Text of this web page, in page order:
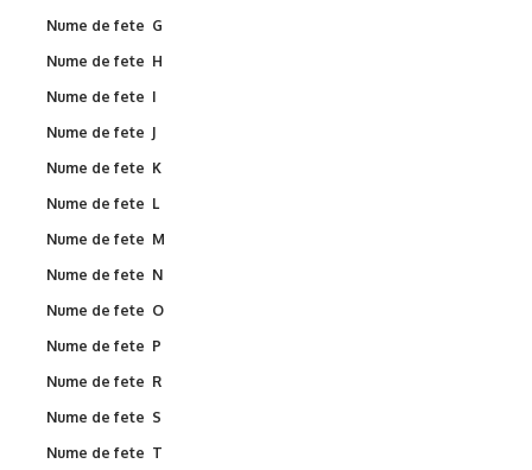
Nume de fete G
Nume de fete H
Nume de fete I
Nume de fete J
Nume de fete K
Nume de fete L
Nume de fete M
Nume de fete N
Nume de fete O
Nume de fete P
Nume de fete R
Nume de fete S
Nume de fete T